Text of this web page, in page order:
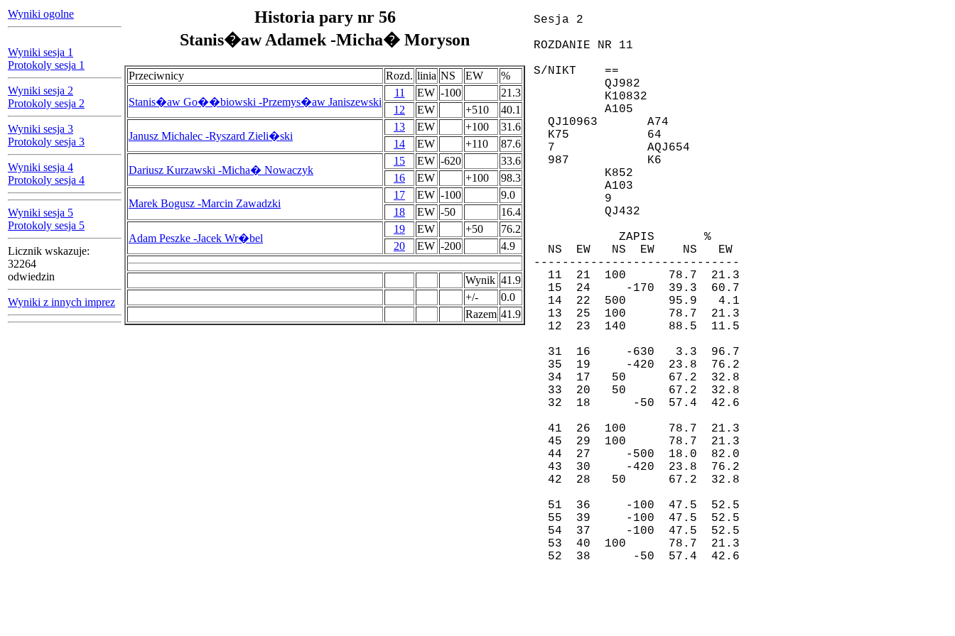
Wyniki ogolne
Wyniki sesja 1
Protokoly sesja 1
Wyniki sesja 2
Protokoly sesja 2
Wyniki sesja 3
Protokoly sesja 3
Wyniki sesja 4
Protokoly sesja 4
Wyniki sesja 5
Protokoly sesja 5
Licznik wskazuje:
32264
odwiedzin
Wyniki z innych imprez
Historia pary nr 56
Stanis�aw Adamek -Micha� Moryson
Przeciwnicy Rozd. linia NS EW %
Stanis�aw Go��biowski -Przemys�aw Janiszewski
11 EW -100
21.3
12
EW +510 40.1
Janusz Michalec -Ryszard Zieli�ski
13 EW +100
31.6
14
EW +110 87.6
Dariusz Kurzawski -Micha� Nowaczyk
15 EW -620
33.6
16
EW +100 98.3
Marek Bogusz -Marcin Zawadzki
17 EW -100
9.0
18
EW -50 16.4
Adam Peszke -Jacek Wr�bel
19 EW +50
76.2
20
EW -200 4.9
Wynik 41.9
+/-
0.0
Razem 41.9